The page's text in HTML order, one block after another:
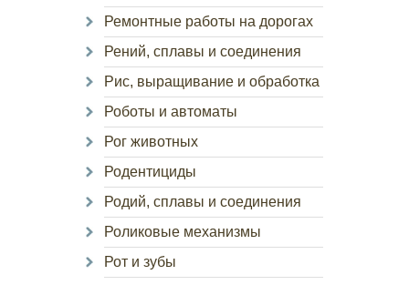
Ремонтные работы на дорогах
Рений, сплавы и соединения
Рис, выращивание и обработка
Роботы и автоматы
Рог животных
Родентициды
Родий, сплавы и соединения
Роликовые механизмы
Рот и зубы